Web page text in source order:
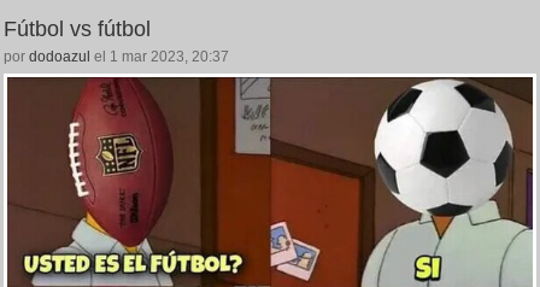
Fútbol vs fútbol
por dodoazul el 1 mar 2023, 20:37